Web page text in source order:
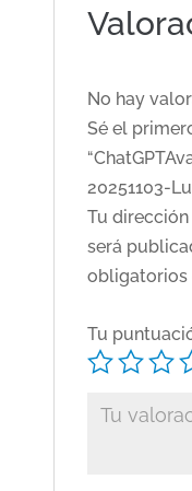
No hay
Sé el
20251103-
Tu
será
obligatorios
Tu